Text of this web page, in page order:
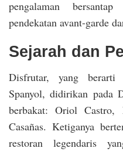
pengalaman bersantap
pendekatan avant-garde
Sejarah dan
Disfrutar, yang berarti
Spanyol, didirikan pada
berbakat: Oriol Castro,
Casañas. Ketiganya
restoran legendaris